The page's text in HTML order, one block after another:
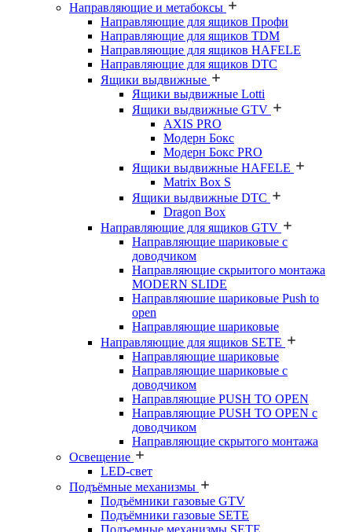
Направляющие и метабоксы
Направляющие для ящиков Профи
Направляющие для ящиков TDM
Направляющие для ящиков HAFELE
Направляющие для ящиков DTC
Ящики выдвижные
Ящики выдвижные Lotti
Ящики выдвижные GTV
AXIS PRO
Модерн Бокс
Модерн Бокс PRO
Ящики выдвижные HAFELE
Matrix Box S
Ящики выдвижные DTC
Dragon Box
Направляющие для ящиков GTV
Направляющие шариковые с
доводчиком
Направляющие скрыитого монтажа
MODERN SLIDE
Направляюшие шариковые Push to
open
Направляющие шариковые
Направляющие для ящиков SETE
Направляющие шариковые
Направляющие шариковые с
доводчиком
Направляющие PUSH TO OPEN
Направляющие PUSH TO OPEN с
доводчиком
Направляющие скрытого монтажа
Освещение
LED-свет
Подъёмные механизмы
Подъёмники газовые GTV
Подъёмники газовые SETE
Подъемные механизмы SETE